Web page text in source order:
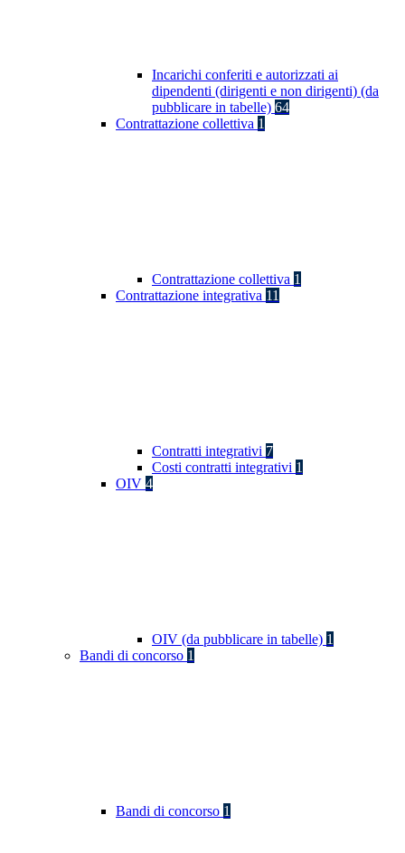
Incarichi conferiti e autorizzati ai
dipendenti (dirigenti e non dirigenti) (da
pubblicare in tabelle) 64
Contrattazione collettiva 1
Contrattazione collettiva 1
Contrattazione integrativa 11
Contratti integrativi 7
Costi contratti integrativi 1
OIV 4
OIV (da pubblicare in tabelle) 1
Bandi di concorso 1
Bandi di concorso 1